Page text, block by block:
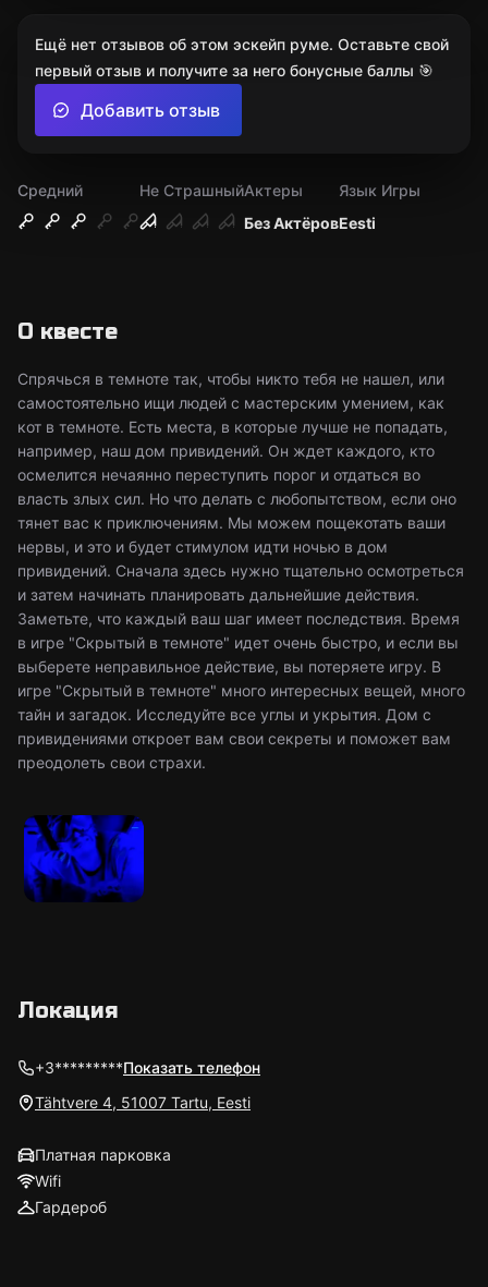
Средний
Не Страшный
Без Актёров
Актеры
Eesti
Язык Игры
О квесте
Спрячься в темноте так, чтобы никто тебя не нашел, или
самостоятельно ищи людей с мастерским умением, как
кот в темноте. Есть места, в которые лучше не попадать,
например, наш дом привидений. Он ждет каждого, кто
осмелится нечаянно переступить порог и отдаться во
власть злых сил. Но что делать с любопытством, если оно
тянет вас к приключениям. Мы можем пощекотать ваши
нервы, и это и будет стимулом идти ночью в дом
привидений. Сначала здесь нужно тщательно осмотреться
и затем начинать планировать дальнейшие действия.
Заметьте, что каждый ваш шаг имеет последствия. Время
в игре "Скрытый в темноте" идет очень быстро, и если вы
выберете неправильное действие, вы потеряете игру. В
игре "Скрытый в темноте" много интересных вещей, много
тайн и загадок. Исследуйте все углы и укрытия. Дом с
привидениями откроет вам свои секреты и поможет вам
преодолеть свои страхи.
Ещё нет отзывов об этом эскейп руме. Оставьте свой
первый отзыв и получите за него бонусные баллы 🎯
Добавить отзыв
Локация
+3*********Показать телефон
Tähtvere 4, 51007 Tartu, Eesti
Платная парковка
Wifi
Гардероб